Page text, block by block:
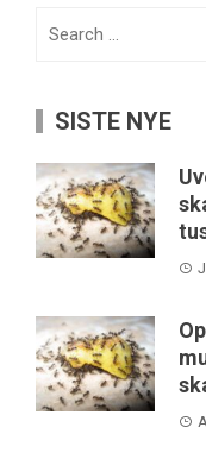
SISTE NYE